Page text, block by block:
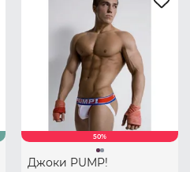
50%
Джоки PUMP!